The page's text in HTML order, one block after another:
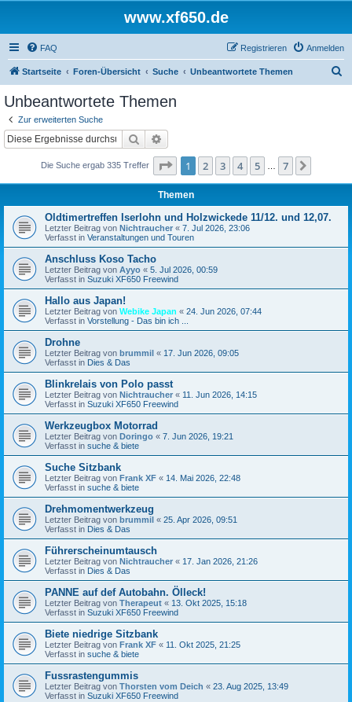
www.xf650.de
FAQ Anmelden
Registrieren
Startseite Foren-Übersicht Suche Unbeantwortete Themen
Unbeantwortete Themen
Zur erweiterten Suche
Suche
Die Suche ergab 335 Treffer Seite 1von
1 2 3 4 5 7
Themen
Oldtimertreffen Iserlohn und Holzwickede 11/12. und 12,07.
Letzter Beitrag von Nichtraucher « 7. Jul 2026, 23:06
Verfasst in Veranstaltungen und Touren
Anschluss Koso Tacho
Letzter Beitrag von Ayyo « 5. Jul 2026, 00:59
Verfasst in Suzuki XF650 Freewind
Hallo aus Japan!
Letzter Beitrag von Webike Japan « 24. Jun 2026, 07:44
Verfasst in Vorstellung - Das bin ich ...
Drohne
Letzter Beitrag von brummil « 17. Jun 2026, 09:05
Verfasst in Dies & Das
Blinkrelais von Polo passt
Letzter Beitrag von Nichtraucher « 11. Jun 2026, 14:15
Verfasst in Suzuki XF650 Freewind
Werkzeugbox Motorrad
Letzter Beitrag von Doringo « 7. Jun 2026, 19:21
Verfasst in suche & biete
Suche Sitzbank
Letzter Beitrag von Frank XF « 14. Mai 2026, 22:48
Verfasst in suche & biete
Drehmomentwerkzeug
Letzter Beitrag von brummil « 25. Apr 2026, 09:51
Verfasst in Dies & Das
Führerscheinumtausch
Letzter Beitrag von Nichtraucher « 17. Jan 2026, 21:26
Verfasst in Dies & Das
PANNE auf def Autobahn. Ölleck!
Letzter Beitrag von Therapeut « 13. Okt 2025, 15:18
Verfasst in Suzuki XF650 Freewind
Biete niedrige Sitzbank
Letzter Beitrag von Frank XF « 11. Okt 2025, 21:25
Verfasst in suche & biete
Fussrastengummis
Letzter Beitrag von Thorsten vom Deich « 23. Aug 2025, 13:49
Verfasst in Suzuki XF650 Freewind